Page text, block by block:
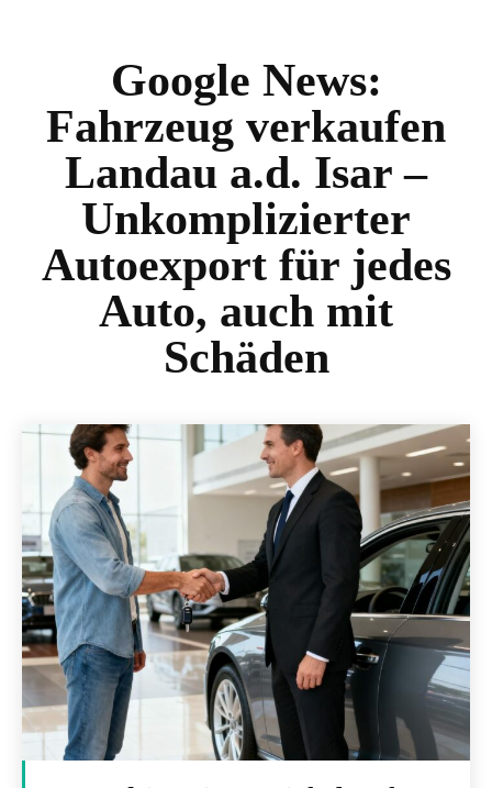
Google News:
Fahrzeug verkaufen
Landau a.d. Isar –
Unkomplizierter
Autoexport für jedes
Auto, auch mit
Schäden